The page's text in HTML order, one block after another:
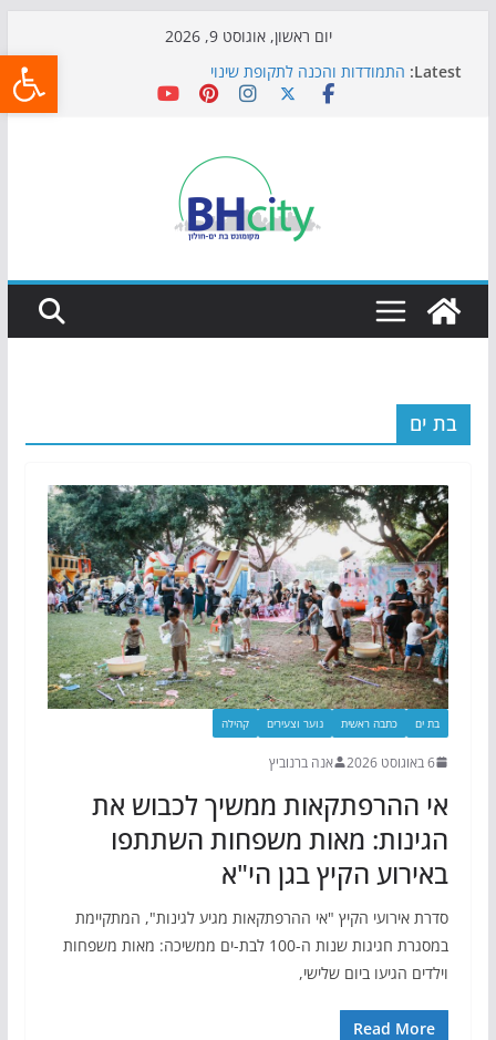
יום ראשון, אוגוסט 9, 2026
Latest: התמודדות והכנה לתקופת שינוי
אי ההרפתקאות ממשיך לכבוש את הגינות: מאות משפחות
כדורגל באווירה מיוחדת: הקרנת גמר המונדיאל בטרמינל
הקיץ של בני הנוער בבת־ים: חוף הריביירה הופך למרחב
בטוח בשעות הערב
בת ים
בת ים כתבה ראשית נוער וצעירים קהילה
6 באוגוסט 2026 אנה ברנוביץ
אי ההרפתקאות ממשיך לכבוש את
הגינות: מאות משפחות השתתפו
באירוע הקיץ בגן הי"א
סדרת אירועי הקיץ "אי ההרפתקאות מגיע לגינות", המתקיימת
במסגרת חגיגות שנות ה-100 לבת-ים ממשיכה: מאות משפחות
וילדים הגיעו ביום שלישי,
Read More